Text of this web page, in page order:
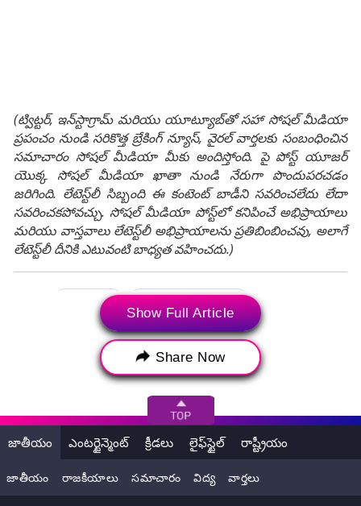
(ట్విట్టర్, ఇన్‌స్టాగ్రామ్ మరియు యూట్యూబ్‌తో సహా సోషల్ మీడియా
ప్రపంచం నుండి సరికొత్త బ్రేకింగ్ న్యూస్, వైరల్ వార్తలకు సంబంధించిన
సమాచారం సోషల్ మీడియా మీకు అందిస్తోంది. పై పోస్ట్ యూజర్
యొక్క సోషల్ మీడియా ఖాతా నుండి నేరుగా పొందుపరచడం
జరిగింది. లేటెస్ట్‌లీ సిబ్బంది ఈ కంటెంట్ బాడీని సవరించలేదు లేదా
సవరించకపోవచ్చు. సోషల్ మీడియా పోస్ట్‌లో కనిపించే అభిప్రాయాలు
మరియు వాస్తవాలు లేటెస్ట్‌లీ అభిప్రాయాలను ప్రతిబింబించవు, అలాగే
లేటెస్ట్‌లీ దీనికి ఎటువంటి బాధ్యత వహించదు.)
ఢిల్లీ వార్తలు బవానా భవనం ప్రమాదం
ఢిల్లీ తాజా వార్తలు ఢిల్లీలో ప్రమాదం
ఢిల్లీ అగ్నిమాపక శాఖ ఢిల్లీ పోలీసులు
ఢిల్లీలో రక్షణ చర్యలు
ఢిల్లీలో భవనం ప్రమాదం Delhi news
Delhi building collapse
Bawana building accident Delhi latest news
Show Full Article
Share Now
జాతీయం ఎంటర్టైన్మెంట్ క్రీడలు లైఫ్‌స్టైల్ రాష్ట్రీయం
జాతీయం రాజకీయాలు సమాచారం విద్య వార్తలు